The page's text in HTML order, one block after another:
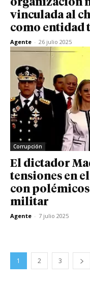
organización
vinculada al
como entidad
Agente - 26 julio 2025
Corrupción
El dictador
tensiones en
con
militar
Agente - 7 julio 2025
1 2 3